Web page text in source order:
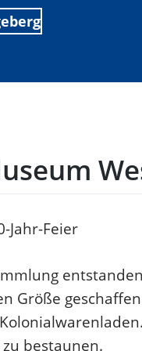
Jahr-Feier
Größe
bestaunen.